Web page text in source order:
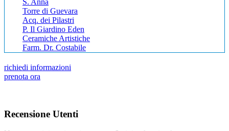
Torre di Guevara
Acq. dei Pilastri
P. Il Giardino Eden
Ceramiche Artistiche
Farm. Dr. Costabile
richiedi informazioni
prenota ora
Recensione Utenti